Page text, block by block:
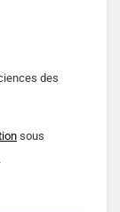
des
sous